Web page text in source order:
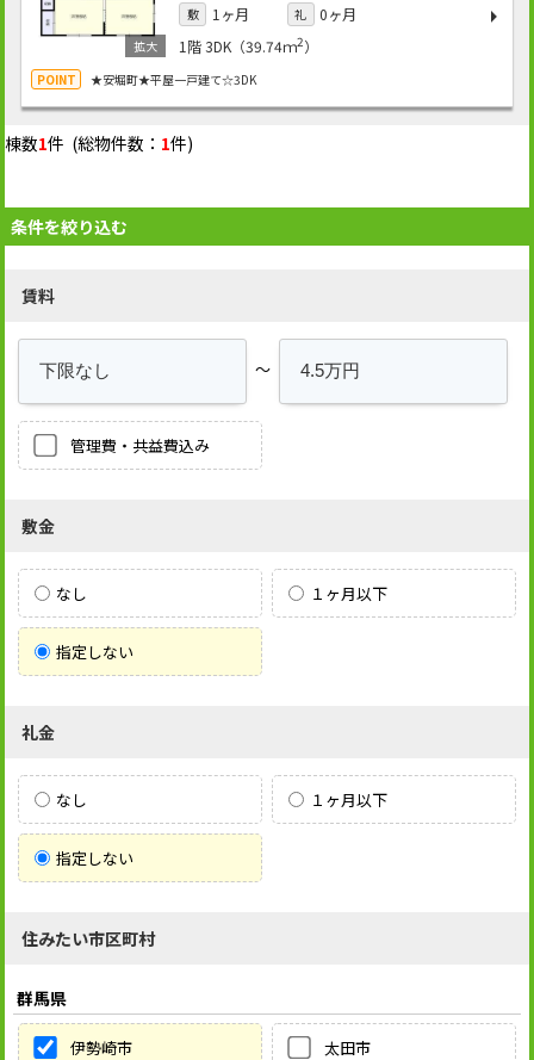
敷 1ヶ月 礼
0ヶ月
1階3DK（39.74ｍ2）
★安堀町★平屋一戸建て☆3DK
棟数1件 (総物件数： 1件)
条件を絞り込む
賃料
～
管理費・共益費込み
敷金
なし １ヶ月以下
指定しない
礼金
なし １ヶ月以下
指定しない
住みたい市区町村
群馬県
伊勢崎市 太田市